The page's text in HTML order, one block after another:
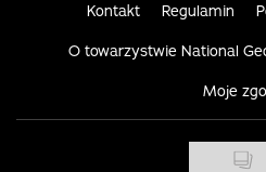
Kontakt Regulamin
O towarzystwie National
Moje